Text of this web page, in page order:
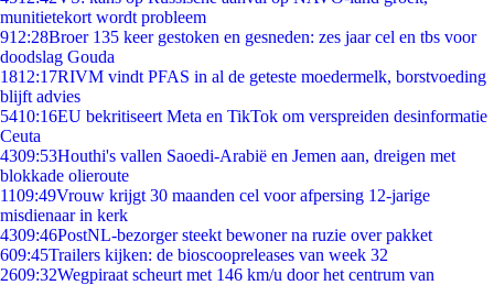
munitietekort wordt probleem
912:28Broer 135 keer gestoken en gesneden: zes jaar cel en tbs voor
doodslag Gouda
1812:17RIVM vindt PFAS in al de geteste moedermelk, borstvoeding
blijft advies
5410:16EU bekritiseert Meta en TikTok om verspreiden desinformatie
Ceuta
4309:53Houthi's vallen Saoedi-Arabië en Jemen aan, dreigen met
blokkade olieroute
1109:49Vrouw krijgt 30 maanden cel voor afpersing 12-jarige
misdienaar in kerk
4309:46PostNL-bezorger steekt bewoner na ruzie over pakket
609:45Trailers kijken: de bioscoopreleases van week 32
2609:32Wegpiraat scheurt met 146 km/u door het centrum van